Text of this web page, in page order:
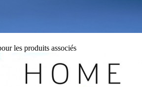
les produits associés